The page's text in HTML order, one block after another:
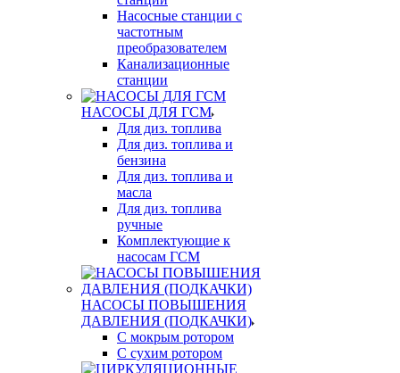
Насосные станции с
частотным
преобразователем
Канализационные
станции
НАСОСЫ ДЛЯ ГСМ
Для диз. топлива
Для диз. топлива и
бензина
Для диз. топлива и
масла
Для диз. топлива
ручные
Комплектующие к
насосам ГСМ
НАСОСЫ ПОВЫШЕНИЯ
ДАВЛЕНИЯ (ПОДКАЧКИ)
С мокрым ротором
С сухим ротором